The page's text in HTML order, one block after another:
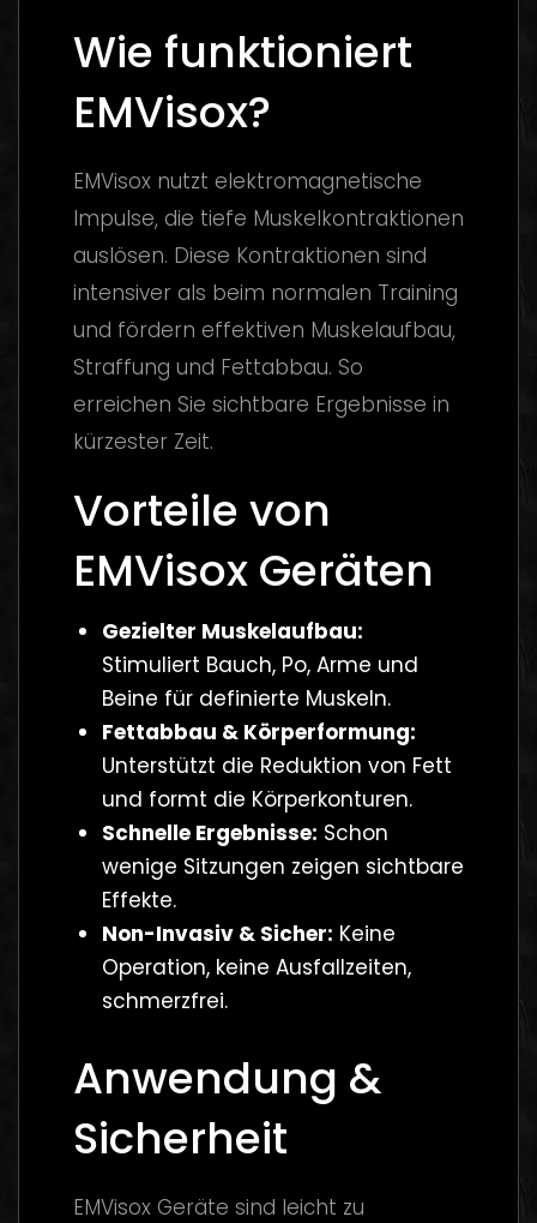
Wie funktioniert
EMVisox?
EMVisox nutzt elektromagnetische
Impulse, die tiefe Muskelkontraktionen
auslösen. Diese Kontraktionen sind
intensiver als beim normalen Training
und fördern effektiven Muskelaufbau,
Straffung und Fettabbau. So
erreichen Sie sichtbare Ergebnisse in
kürzester Zeit.
Vorteile von
EMVisox Geräten
Gezielter Muskelaufbau:
Stimuliert Bauch, Po, Arme und
Beine für definierte Muskeln.
Fettabbau & Körperformung:
Unterstützt die Reduktion von Fett
und formt die Körperkonturen.
Schnelle Ergebnisse: Schon
wenige Sitzungen zeigen sichtbare
Effekte.
Non-Invasiv & Sicher: Keine
Operation, keine Ausfallzeiten,
schmerzfrei.
Anwendung &
Sicherheit
EMVisox Geräte sind leicht zu